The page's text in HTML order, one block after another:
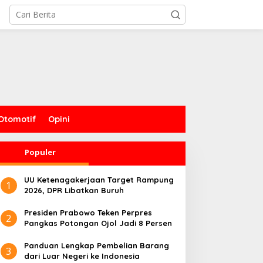
Opini
Populer
1
UU Ketenagakerjaan Target Rampung
2026, DPR Libatkan Buruh
2
Presiden Prabowo Teken Perpres
Pangkas Potongan Ojol Jadi 8 Persen
3
Panduan Lengkap Pembelian Barang
dari Luar Negeri ke Indonesia